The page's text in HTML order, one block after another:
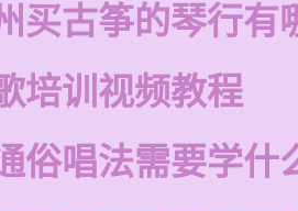
买古筝的琴行有
培训视频教程
俗唱法需要学什